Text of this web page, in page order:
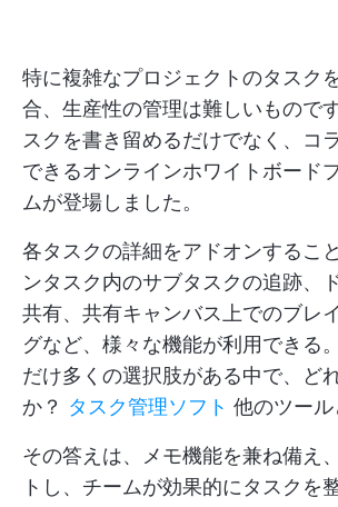
特に複雑なプロジェクトのタスク
合、生産性の管理は難しいもので
スクを書き留めるだけでなく、コ
できるオンラインホワイトボード
ムが登場しました。
各タスクの詳細をアドオンするこ
ンタスク内のサブタスクの追跡、
共有、共有キャンバス上でのブレ
グなど、様々な機能が利用できる
だけ多くの選択肢がある中で、ど
か？ タスク管理ソフト 他のツール
その答えは、メモ機能を兼ね備え
トし、チームが効果的にタスクを